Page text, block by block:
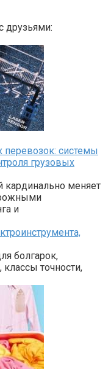
друзьями:
системы
грузовых
кардинально меняет
и
болгарок,
точности,